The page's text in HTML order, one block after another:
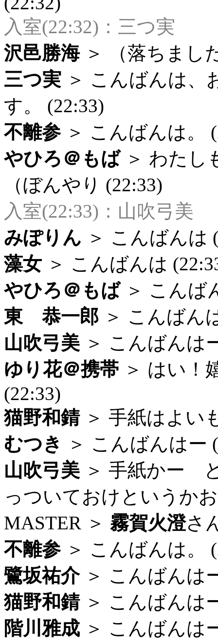
入室(22:32)：三つ実
沢邑勝海＞ （落ちまし
三つ実 ＞ こんばんは、
す。 (22:33)
不離参＞ こんばんは。
やひろ＠もば＞ わたし
（ぼんやり (22:33)
入室(22:33)：山吹弓美
みぽりん ＞ こんばんは
藻女 ＞ こんばんは
やひろ＠もば＞ こんば
東 恭一郎 ＞ こんばん
山吹弓美 ＞ こんばん
ゆり花＠携帯 ＞ はい！
(22:33)
猫野和錆＞ 手紙はよい
むつき
＞ こんばんはー
山吹弓美 ＞ 手紙かー
っついておけというか
MASTER ＞ 霧賀火澄さ
不離参＞ こんばんは。
鷺坂祐介＞ こんばんは
猫野和錆＞ こんばんは
階川雅成 ＞ こんばんは